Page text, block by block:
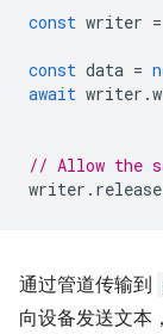
const writer =
const data =
await writer .
// Allow the
writer .
通过管道传输到
向设备发送文本